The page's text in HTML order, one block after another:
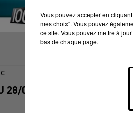
28/06/2024 À 12H01
Vous pouvez accepter en
mes choix". Vous pouvez
ce site. Vous pouvez mettre à
bas de chaque page.